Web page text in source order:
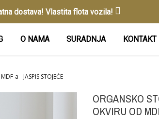
dostava! Vlastita flota vozila!
O NAMA SURADNJA KONTAKT
a - JASPIS STOJEĆE
ORGANSKO
OKVIRU OD